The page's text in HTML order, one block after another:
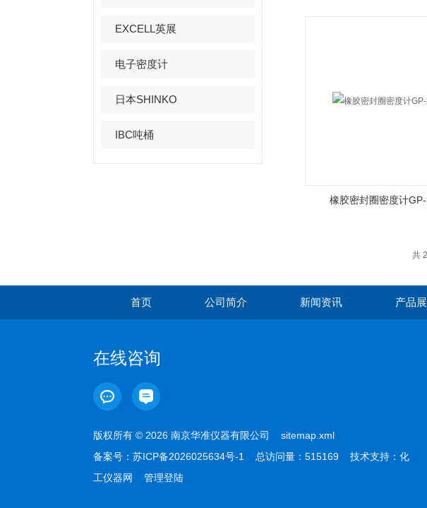
EXCELL英展
电子密度计
日本SHINKO
IBC吨桶
橡胶密封圈密度计
共
首页 公司简介 新闻资讯 产品
在线咨询
版权所有 © 2026 南京华准仪器有限公司 sitemap.xml
备案号： 苏ICP备2026025634号-1 总访问量：515169 技术支持： 化
工仪器网
管理登陆